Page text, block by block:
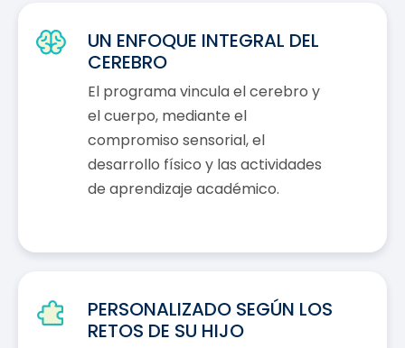
UN ENFOQUE INTEGRAL DEL
CEREBRO
El programa vincula el cerebro y
el cuerpo, mediante el
compromiso sensorial, el
desarrollo físico y las actividades
de aprendizaje académico.
PERSONALIZADO SEGÚN LOS
RETOS DE SU HIJO